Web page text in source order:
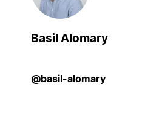
Basil Alomary
@basil-alomary